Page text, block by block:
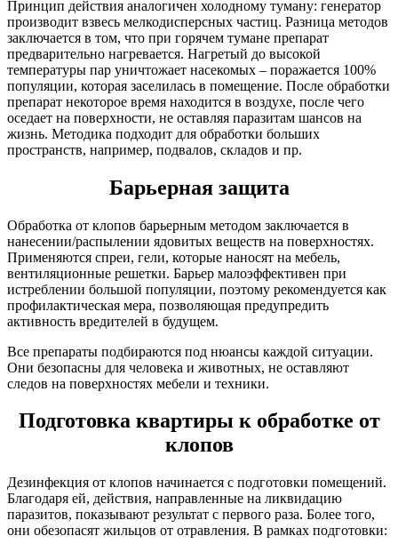
Принцип действия аналогичен холодному туману: генератор
производит взвесь мелкодисперсных частиц. Разница методов
заключается в том, что при горячем тумане препарат
предварительно нагревается. Нагретый до высокой
температуры пар уничтожает насекомых – поражается 100%
популяции, которая заселилась в помещение. После обработки
препарат некоторое время находится в воздухе, после чего
оседает на поверхности, не оставляя паразитам шансов на
жизнь. Методика подходит для обработки больших
пространств, например, подвалов, складов и пр.
Барьерная защита
Обработка от клопов барьерным методом заключается в
нанесении/распылении ядовитых веществ на поверхностях.
Применяются спреи, гели, которые наносят на мебель,
вентиляционные решетки. Барьер малоэффективен при
истреблении большой популяции, поэтому рекомендуется как
профилактическая мера, позволяющая предупредить
активность вредителей в будущем.
Все препараты подбираются под нюансы каждой ситуации.
Они безопасны для человека и животных, не оставляют
следов на поверхностях мебели и техники.
Подготовка квартиры к обработке от
клопов
Дезинфекция от клопов начинается с подготовки помещений.
Благодаря ей, действия, направленные на ликвидацию
паразитов, показывают результат с первого раза. Более того,
они обезопасят жильцов от отравления. В рамках подготовки: